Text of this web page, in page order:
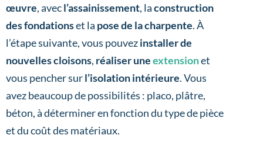
œuvre, avecl’assainissement, laconstruction
des fondationset la pose de la charpente. À
l’étape suivante, vous pouvezinstaller de
nouvelles cloisons, réaliser uneextensionet
vous pencher surl’isolation intérieure. Vous
avez beaucoup de possibilités : placo, plâtre,
béton, à déterminer en fonction du type de pièce
et du coût des matériaux.